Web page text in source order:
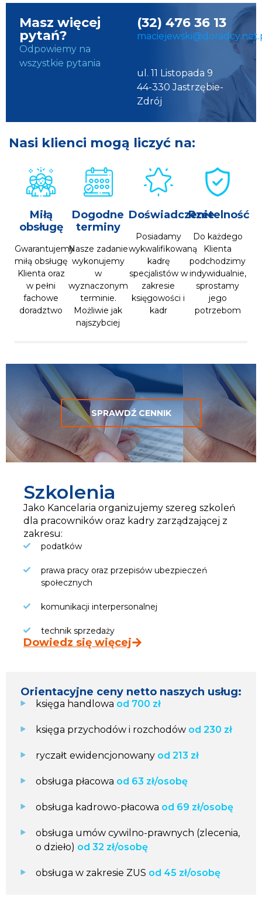
Masz więcej
pytań?
Odpowiemy na
wszystkie pytania
(32) 476 36 13
ul. 11 Listopada 9
44-330 Jastrzębie-
Zdrój
Nasi klienci mogą liczyć na:
Miłą
obsługę
Gwarantujemy
miłą obsługę
Klienta oraz
w pełni
fachowe
doradztwo
Dogodne
terminy
Nasze zadanie
wykonujemy
w
wyznaczonym
terminie.
Możliwie jak
najszybciej
Doświadczenie
Posiadamy
wykwalifikowaną
kadrę
specjalistów w
zakresie
księgowości i
kadr
Rzetelność
Do każdego
Klienta
podchodzimy
indywidualnie,
sprostamy
jego
potrzebom
SPRAWDŹ CENNIK
Orientacyjne ceny netto naszych usług:
księga handlowa od 700 zł
księga przychodów i rozchodów od 230 zł
ryczałt ewidencjonowany od 213 zł
obsługa płacowa od 63 zł/osobę
obsługa kadrowo-płacowa od 69 zł/osobę
obsługa umów cywilno-prawnych (zlecenia,
o dzieło) od 32 zł/osobę
obsługa w zakresie ZUS od 45 zł/osobę
Szkolenia
Jako Kancelaria organizujemy szereg szkoleń
dla pracowników oraz kadry zarządzającej z
zakresu:
podatków
prawa pracy oraz przepisów ubezpieczeń
społecznych
komunikacji interpersonalnej
technik sprzedaży
Dowiedz się więcej